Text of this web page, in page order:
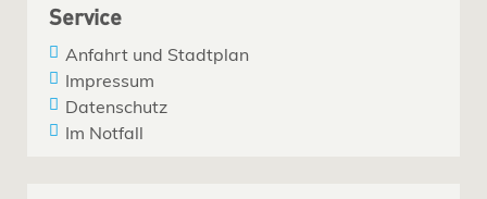
Service
Anfahrt und Stadtplan
Impressum
Datenschutz
Im Notfall